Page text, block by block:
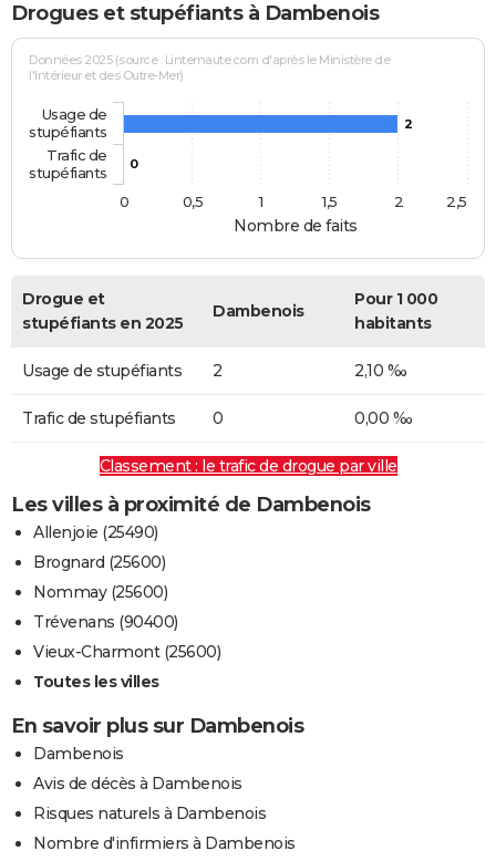
Drogues et stupéfiants à Dambenois
Nombre de faits
Données 2025 (source : Linternaute.com d'après le Ministère de
l'Intérieur et des Outre-Mer)
2
0
Usage de
stupéfiants
Trafic de
stupéfiants
0
0,5 1 1,5 2 2,5
Drogue et
stupéfiants en 2025
Dambenois
Pour 1 000
habitants
Usage de stupéfiants 2 2,10 ‰
Trafic de stupéfiants 0 0,00 ‰
Classement : le trafic de drogue par ville
Les villes à proximité de Dambenois
Allenjoie (25490)
Brognard (25600)
Nommay (25600)
Trévenans (90400)
Vieux-Charmont (25600)
Toutes les villes
En savoir plus sur Dambenois
Dambenois
Avis de décès à Dambenois
Risques naturels à Dambenois
Nombre d'infirmiers à Dambenois